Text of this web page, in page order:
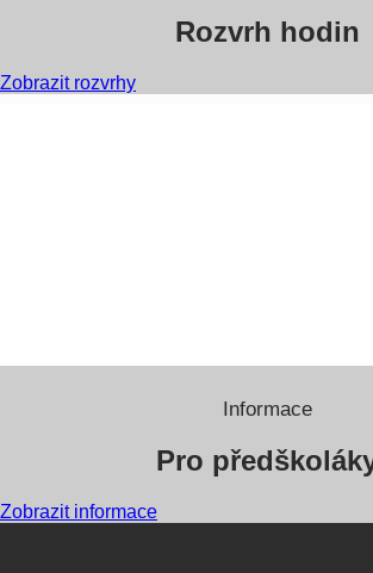
Rozvrh hodin
Zobrazit rozvrhy
Informace
Pro
Zobrazit informace